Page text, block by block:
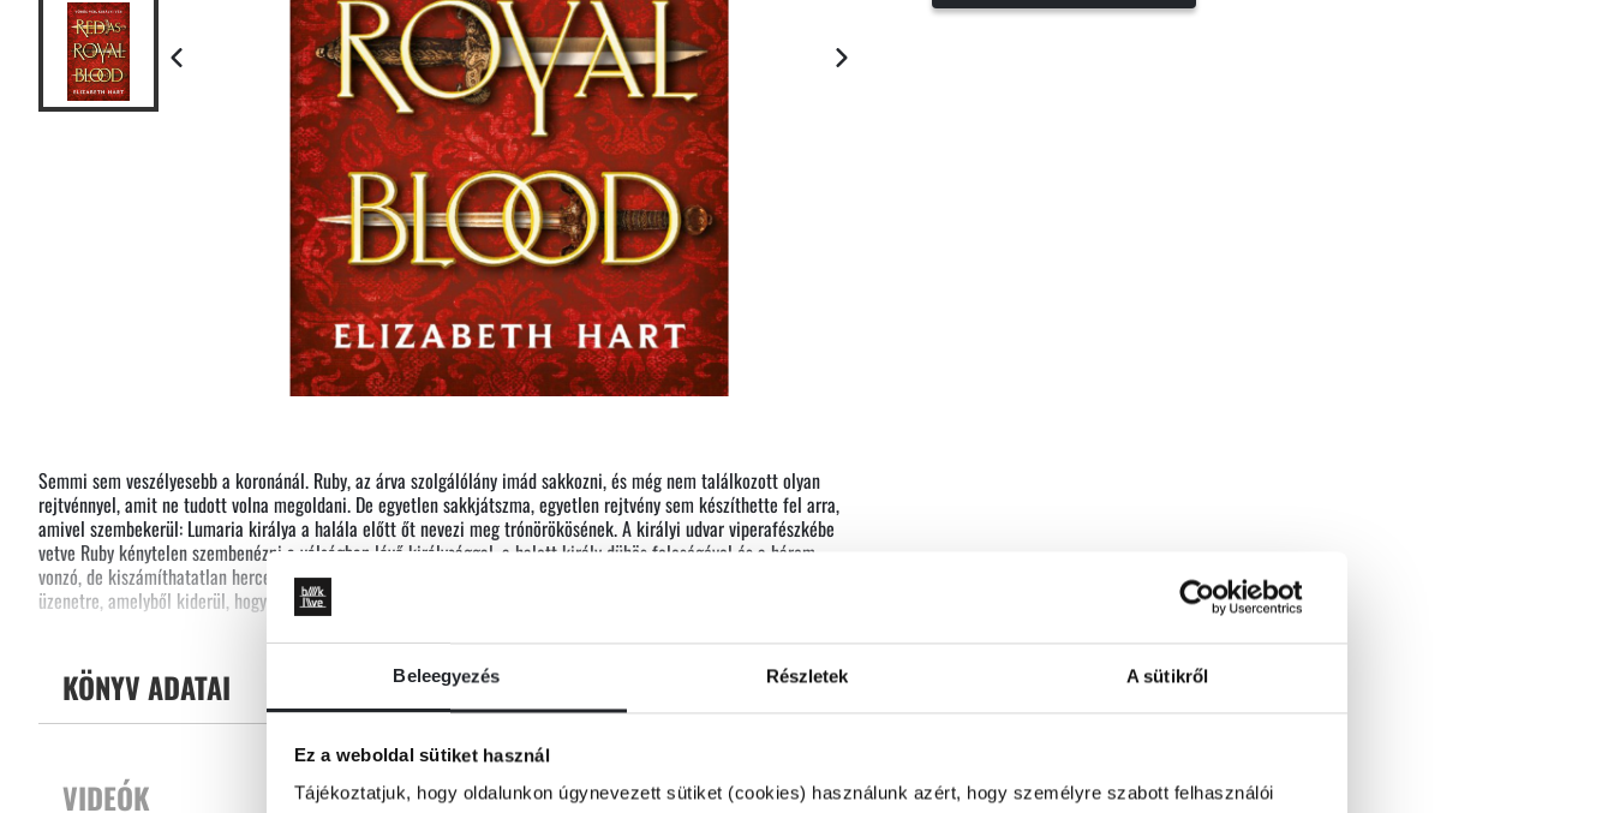
Beleegyezés Részletek A sütikről
Ez a weboldal sütiket használ
Tájékoztatjuk, hogy oldalunkon úgynevezett sütiket (cookies) használunk azért, hogy személyre szabott felhasználói
Semmi sem veszélyesebb a koronánál. Ruby, az árva szolgálólány imád sakkozni, és még nem találkozott olyan
rejtvénnyel, amit ne tudott volna megoldani. De egyetlen sakkjátszma, egyetlen rejtvény sem készíthette fel arra,
amivel szembekerül: Lumaria királya a halála előtt őt nevezi meg trónörökösének. A királyi udvar viperafészkébe
vetve Ruby kénytelen szembenézni a válságban lévő királysággal, a halott király dühös feleségével és a három
vonzó, de kiszámíthatatlan herceggel, akik nem hajlandóak harc nélkül lemondani a jövőjükről. Ráadásul rátalál egy
üzenetre, amelyből kiderül, hogy a királyt meggyilkolták. És ő lehet a következő. Nem tudva, kiben bízhat, Ruby
kényelmetlen szövetségeket köt, miközben megpróbálja megoldani a király halálát övező rejtélyt. A válasz valahol a
múltban rejtőzik, akárcsak saját származásának titka. Az idő fogy. A sakkjátszma a végéhez közeledik. Válaszokat
kell találnia, mielőtt a gyilkos eljön érte is.
Tovább
KÖNYV ADATAI
VIDEÓK